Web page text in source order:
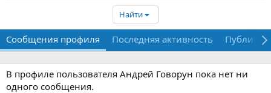
Найти
Сообщения профиля Последняя активность
В профиле пользователя Андрей Говорун пока нет ни
одного сообщения.